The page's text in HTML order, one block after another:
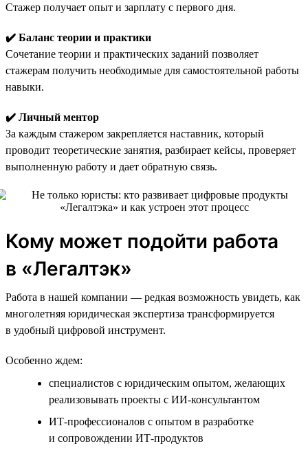
Стажер получает опыт и зарплату с первого дня.
✔️ Баланс теории и практики
Сочетание теории и практических заданий позволяет
стажерам получить необходимые для самостоятельной работы
навыки.
✔️ Личный ментор
За каждым стажером закрепляется наставник, который
проводит теоретические занятия, разбирает кейсы, проверяет
выполненную работу и дает обратную связь.
Кому может подойти работа
в «Легалтэк»
Работа в нашей компании — редкая возможность увидеть, как
многолетняя юридическая экспертиза трансформируется
в удобный цифровой инструмент.
Особенно ждем:
специалистов с юридическим опытом, желающих
реализовывать проекты с ИИ-консультантом
ИТ-профессионалов с опытом в разработке
и сопровождении ИТ-продуктов